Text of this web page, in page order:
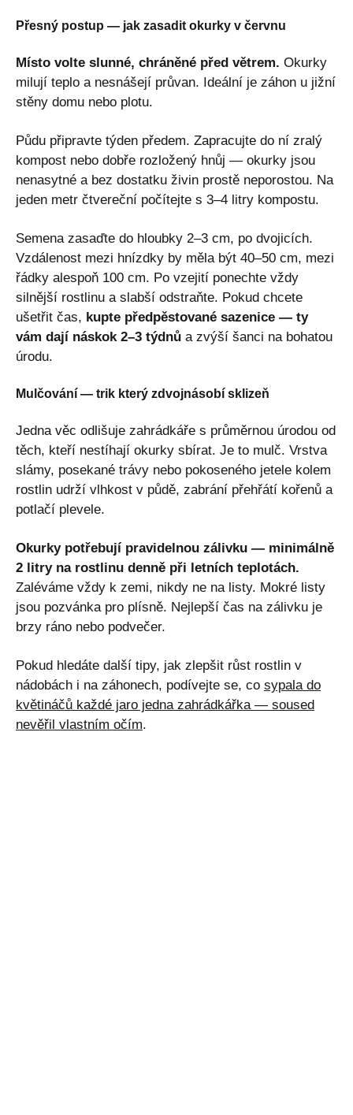
Přesný postup — jak zasadit okurky v červnu
Místo volte slunné, chráněné před větrem. Okurky
milují teplo a nesnášejí průvan. Ideální je záhon u jižní
stěny domu nebo plotu.
Půdu připravte týden předem. Zapracujte do ní zralý
kompost nebo dobře rozložený hnůj — okurky jsou
nenasytné a bez dostatku živin prostě neporostou. Na
jeden metr čtvereční počítejte s 3–4 litry kompostu.
Semena zasaďte do hloubky 2–3 cm, po dvojicích.
Vzdálenost mezi hnízdky by měla být 40–50 cm, mezi
řádky alespoň 100 cm. Po vzejití ponechte vždy
silnější rostlinu a slabší odstraňte. Pokud chcete
ušetřit čas, kupte předpěstované sazenice — ty
vám dají náskok 2–3 týdnů a zvýší šanci na bohatou
úrodu.
Mulčování — trik který zdvojnásobí sklizeň
Jedna věc odlišuje zahrádkáře s průměrnou úrodou od
těch, kteří nestíhají okurky sbírat. Je to mulč. Vrstva
slámy, posekané trávy nebo pokoseného jetele kolem
rostlin udrží vlhkost v půdě, zabrání přehřátí kořenů a
potlačí plevele.
Okurky potřebují pravidelnou zálivku — minimálně
2 litry na rostlinu denně při letních teplotách.
Zaléváme vždy k zemi, nikdy ne na listy. Mokré listy
jsou pozvánka pro plísně. Nejlepší čas na zálivku je
brzy ráno nebo podvečer.
Pokud hledáte další tipy, jak zlepšit růst rostlin v
nádobách i na záhonech, podívejte se, co sypala do
květináčů každé jaro jedna zahrádkářka — soused
nevěřil vlastním očím.